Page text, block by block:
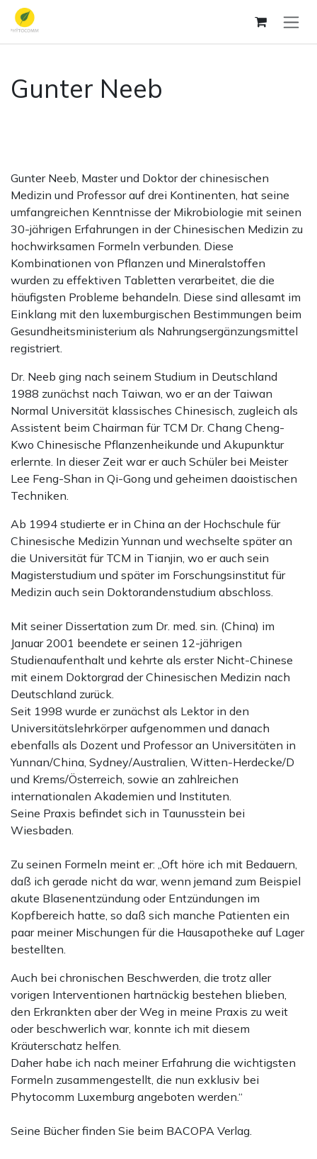
Se rendre au contenu
Gunter Neeb
Gunter Neeb, Master und Doktor der chinesischen
Medizin und Professor auf drei Kontinenten, hat seine
umfangreichen Kenntnisse der Mikrobiologie mit seinen
30-jährigen Erfahrungen in der Chinesischen Medizin zu
hochwirksamen Formeln verbunden. Diese
Kombinationen von Pflanzen und Mineralstoffen
wurden zu effektiven Tabletten verarbeitet, die die
häufigsten Probleme behandeln. Diese sind allesamt im
Einklang mit den luxemburgischen Bestimmungen beim
Gesundheitsministerium als Nahrungsergänzungsmittel
registriert.
Dr. Neeb ging nach seinem Studium in Deutschland
1988 zunächst nach Taiwan, wo er an der Taiwan
Normal Universität klassisches Chinesisch, zugleich als
Assistent beim Chairman für TCM Dr. Chang Cheng-
Kwo Chinesische Pflanzenheikunde und Akupunktur
erlernte. In dieser Zeit war er auch Schüler bei Meister
Lee Feng-Shan in Qi-Gong und geheimen daoistischen
Techniken.
Ab 1994 studierte er in China an der Hochschule für
Chinesische Medizin Yunnan und wechselte später an
die Universität für TCM in Tianjin, wo er auch sein
Magisterstudium und später im Forschungsinstitut für
Medizin auch sein Doktorandenstudium abschloss.
Mit seiner Dissertation zum Dr. med. sin. (China) im
Januar 2001 beendete er seinen 12-jährigen
Studienaufenthalt und kehrte als erster Nicht-Chinese
mit einem Doktorgrad der Chinesischen Medizin nach
Deutschland zurück.
Seit 1998 wurde er zunächst als Lektor in den
Universitätslehrkörper aufgenommen und danach
ebenfalls als Dozent und Professor an Universitäten in
Yunnan/China, Sydney/Australien, Witten-Herdecke/D
und Krems/Österreich, sowie an zahlreichen
internationalen Akademien und Instituten.
Seine Praxis befindet sich in Taunusstein bei
Wiesbaden.
Zu seinen Formeln meint er: „Oft höre ich mit Bedauern,
daß ich gerade nicht da war, wenn jemand zum Beispiel
akute Blasenentzündung oder Entzündungen im
Kopfbereich hatte, so daß sich manche Patienten ein
paar meiner Mischungen für die Hausapotheke auf Lager
bestellten.
Auch bei chronischen Beschwerden, die trotz aller
vorigen Interventionen hartnäckig bestehen blieben,
den Erkrankten aber der Weg in meine Praxis zu weit
oder beschwerlich war, konnte ich mit diesem
Kräuterschatz helfen.
Daher habe ich nach meiner Erfahrung die wichtigsten
Formeln zusammengestellt, die nun exklusiv bei
Phytocomm Luxemburg angeboten werden.“
Seine Bücher finden Sie beim BACOPA Verlag.